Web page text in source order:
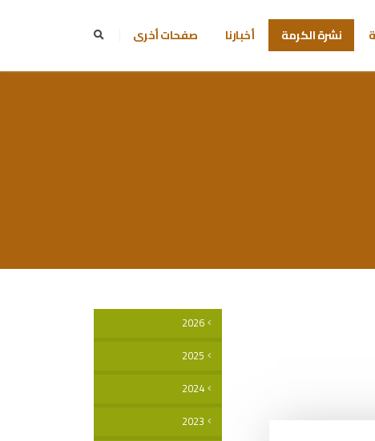
نشرة الكرمة أخبارنا صفحات أخرى
2026
2025
2024
2023